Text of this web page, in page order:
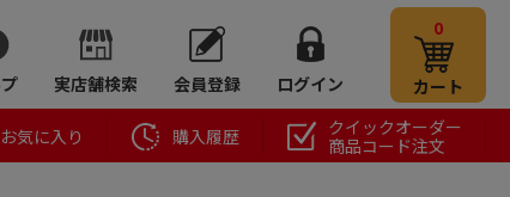
実店舗検索 会員登録 ログイン
0
カート
お気に入り 購入履歴
クイックオーダー
商品コード注文